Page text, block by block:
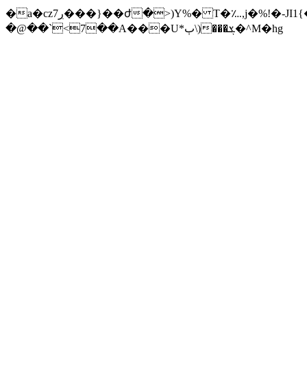
�a�cz7ڔ���}��ժ�>)Y%� T�؊,j�%!�-JI1{�be,��C��,;��W�]�y������K?^L8s���t�Կ!
�@��`<7��A���U*ٻ
\)���ܮ�^M�hg